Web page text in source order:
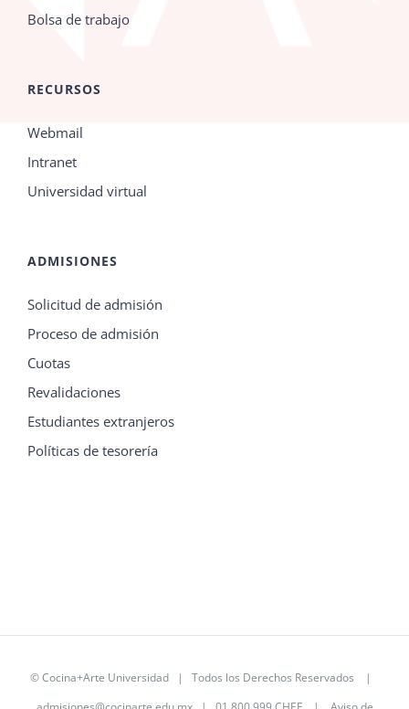
Bolsa de trabajo
RECURSOS
Webmail
Intranet
Universidad virtual
ADMISIONES
Solicitud de admisión
Proceso de admisión
Cuotas
Revalidaciones
Estudiantes extranjeros
Políticas de tesorería
©Cocina+Arte Universidad| Todos los Derechos Reservados |